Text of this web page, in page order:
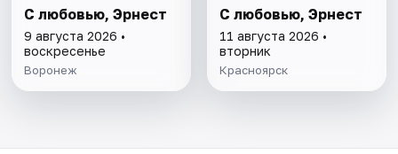
С любовью, Эрнест
9 августа 2026 •
воскресенье
Воронеж
С любовью, Эрнест
11 августа 2026 •
вторник
Красноярск